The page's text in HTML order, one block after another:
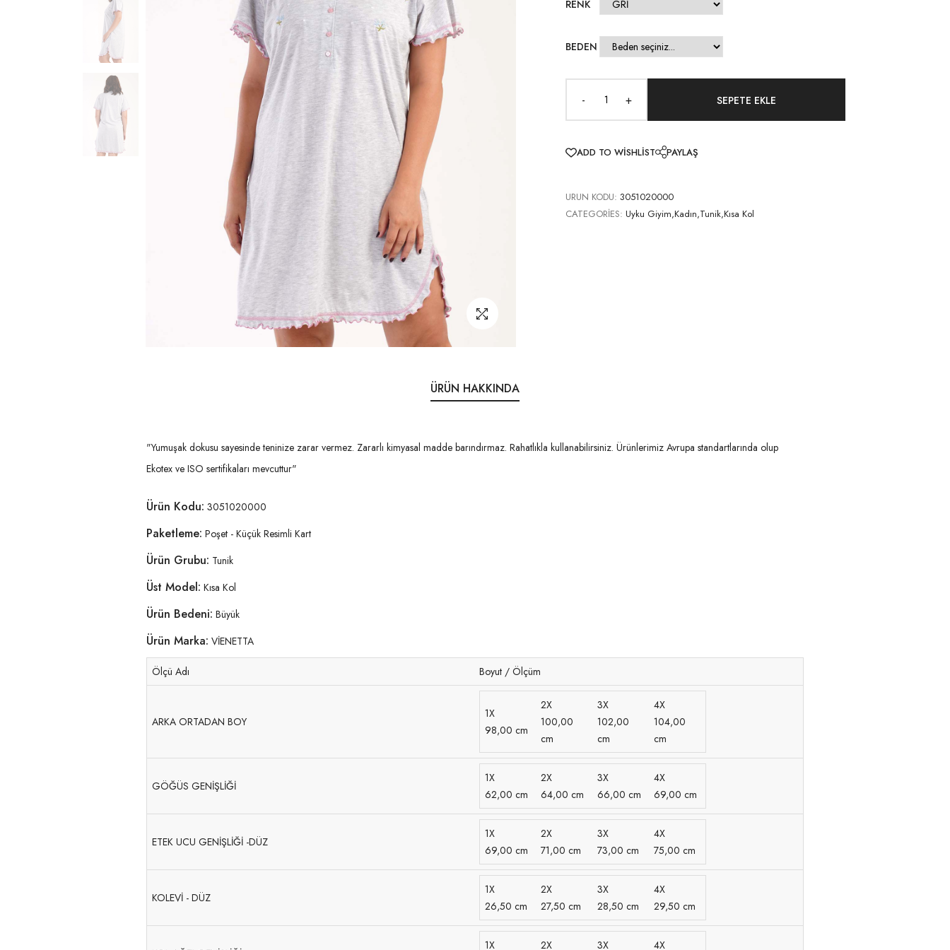
RENK
BEDEN
- +
ADD TO WISHLIST PAYLAŞ
URUN KODU: 3051020000
CATEGORIES: Uyku Giyim,Kadın,Tunik,Kısa Kol
ÜRÜN HAKKINDA
"Yumuşak dokusu sayesinde teninize zarar vermez. Zararlı kimyasal madde barındırmaz. Rahatlıkla kullanabilirsiniz. Ürünlerimiz Avrupa standartlarında olup
Ekotex ve ISO sertifikaları mevcuttur"
Ürün Kodu: 3051020000
Paketleme: Poşet - Küçük Resimli Kart
Ürün Grubu: Tunik
Üst Model: Kısa Kol
Ürün Bedeni: Büyük
Ürün Marka: VİENETTA
Ölçü Adı Boyut / Ölçüm
ARKA ORTADAN BOY
1X
98,00 cm
2X
100,00
cm
3X
102,00
cm
4X
104,00
cm
GÖĞÜS GENİŞLİĞİ
1X
62,00 cm
2X
64,00 cm
3X
66,00 cm
4X
69,00 cm
ETEK UCU GENİŞLİĞİ -DÜZ
1X
69,00 cm
2X
71,00 cm
3X
73,00 cm
4X
75,00 cm
KOLEVİ - DÜZ
1X
26,50 cm
2X
27,50 cm
3X
28,50 cm
4X
29,50 cm
1X
2X
3X
4X